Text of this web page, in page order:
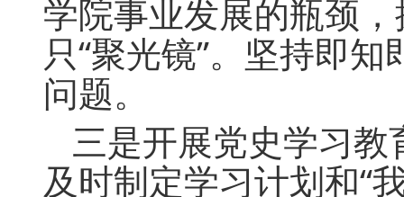
学院事业发展的瓶颈
只“聚光镜”。坚持即
问题。
三是开展党史学习
及时制定学习计划和“